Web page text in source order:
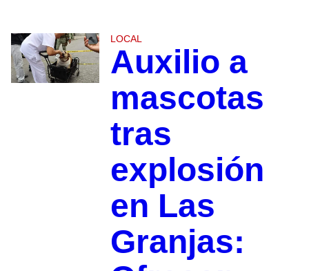
LOCAL
Auxilio a
mascotas
tras
explosión
en Las
Granjas: